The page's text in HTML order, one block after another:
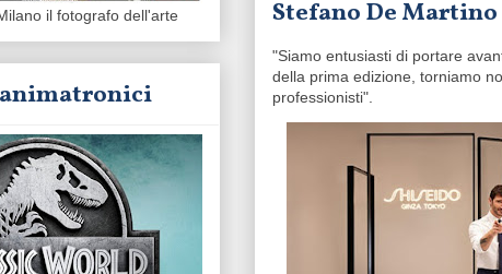
Stefano De
"Siamo entusiasti di portare
della prima edizione, torniamo
professionisti".
il fotografo dell'arte